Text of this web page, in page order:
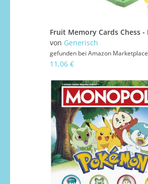
von Generisch
gefunden bei Amazon Marketplace
11,06 €